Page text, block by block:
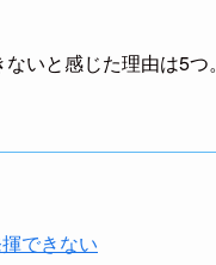
いと感じた理由は5つ。
できない